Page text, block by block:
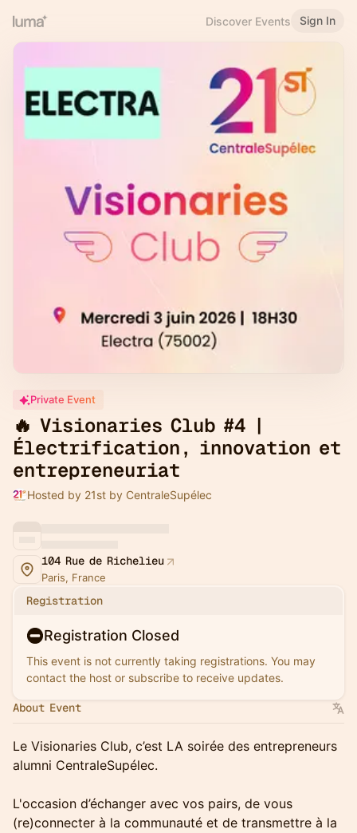
Discover Events Sign In
Private Event
🔥 Visionaries Club #4 |
Électrification, innovation et
entrepreneuriat
Hosted by 21st by CentraleSupélec
104 Rue de Richelieu
Paris, France
Registration
Registration Closed
This event is not currently taking registrations. You may
contact the host or subscribe to receive updates.
About Event
Le Visionaries Club, c’est LA soirée des entrepreneurs
alumni CentraleSupélec.
L'occasion d’échanger avec vos pairs, de vous
(re)connecter à la communauté et de transmettre à la